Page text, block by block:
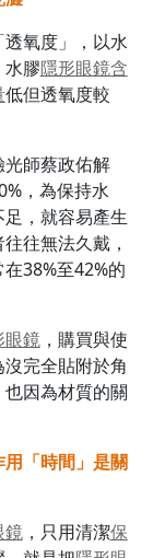
氧度」，以水
水膠隱形眼鏡含
低但透氧度較
師蔡政佑解
，為保持水
，就容易產生
往無法久戴，
38%至42%的
眼鏡，購買與使
沒完全貼附於角
也因為材質的關
「時間」是關
鏡，只用清潔保